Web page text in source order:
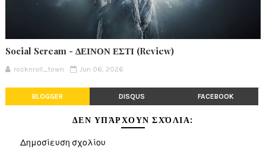
Social Scream - ΔΕΙΝΟΝ ΕΣΤΙ (Review)
rocknroll_town Jun 06, 2026
BLOGGER DISQUS FACEBOOK
ΔΕΝ ΥΠΆΡΧΟΥΝ ΣΧΌΛΙΑ:
Δημοσίευση σχολίου